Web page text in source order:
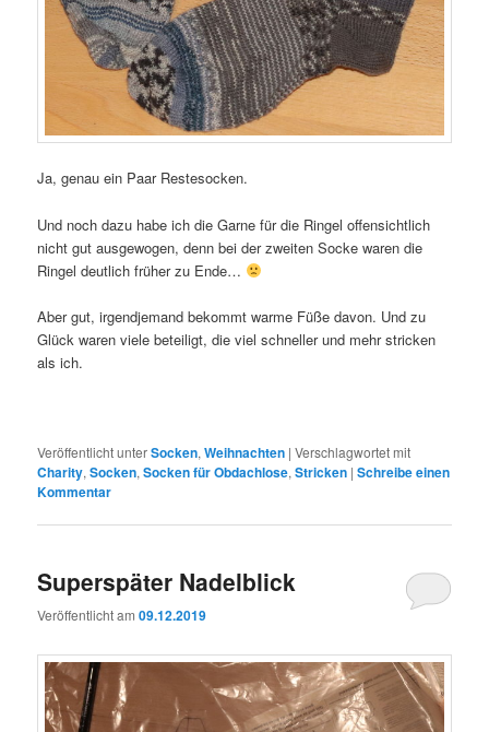
Ja, genau ein Paar Restesocken.
Und noch dazu habe ich die Garne für die Ringel offensichtlich
nicht gut ausgewogen, denn bei der zweiten Socke waren die
Ringel deutlich früher zu Ende…
Aber gut, irgendjemand bekommt warme Füße davon. Und zu
Glück waren viele beteiligt, die viel schneller und mehr stricken
als ich.
Veröffentlicht unterSocken,Weihnachten |Verschlagwortet mit
Charity,Socken,Socken für Obdachlose,Stricken |Schreibe einen
Kommentar
Superspäter Nadelblick
Veröffentlicht am09.12.2019